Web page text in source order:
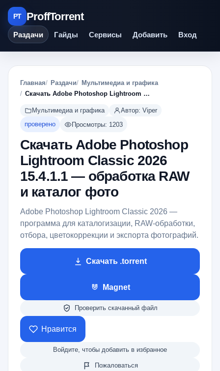
PT ProffTorrent
Раздачи Гайды Сервисы Добавить Вход
Главная Раздачи
Мультимедиа и графика
Скачать Adobe Photoshop Lightroom Classic 2026 15.4.1.1 — обработка RAW и каталог фото
Мультимедиа и графика
Автор: Viper
проверено
Просмотры: 1203
Скачать Adobe Photoshop
Lightroom Classic 2026
15.4.1.1 — обработка RAW
и каталог фото
Adobe Photoshop Lightroom Classic 2026 —
программа для каталогизации, RAW-обработки,
отбора, цветокоррекции и экспорта фотографий.
Скачать .torrent
Magnet
Проверить скачанный файл
Нравится
Войдите, чтобы добавить в избранное
Пожаловаться